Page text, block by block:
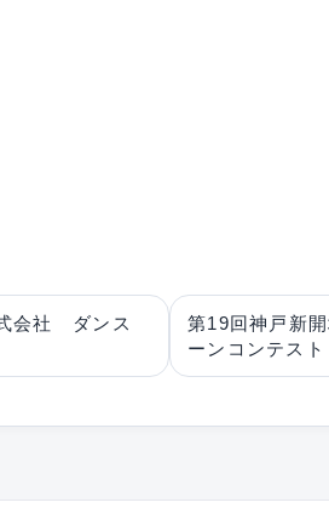
会社 ダンス
第19回神戸新
ーンコンテスト